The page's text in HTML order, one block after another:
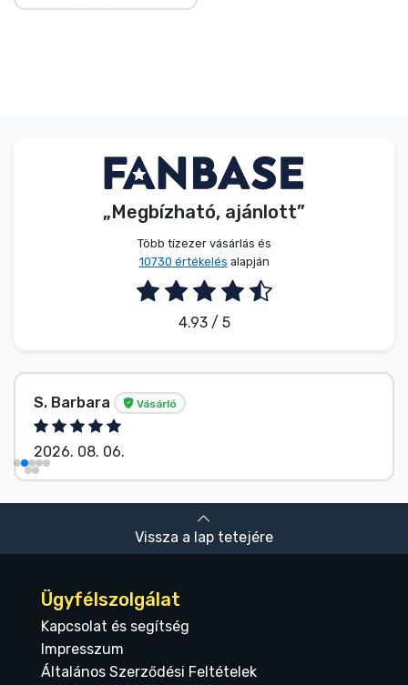
„Megbízható, ajánlott”
Több tízezer vásárlás és
10730 értékelés alapján
4.93 / 5
S. Barbara Vásárló
2026. 08. 06.
Vissza a lap tetejére
Ügyfélszolgálat
Kapcsolat és segítség
Impresszum
Általános Szerződési Feltételek